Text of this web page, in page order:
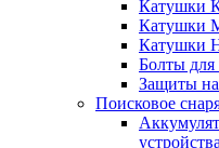
Катушки
Катушки
Катушки
Болты для
Защиты
Поисковое
устройства